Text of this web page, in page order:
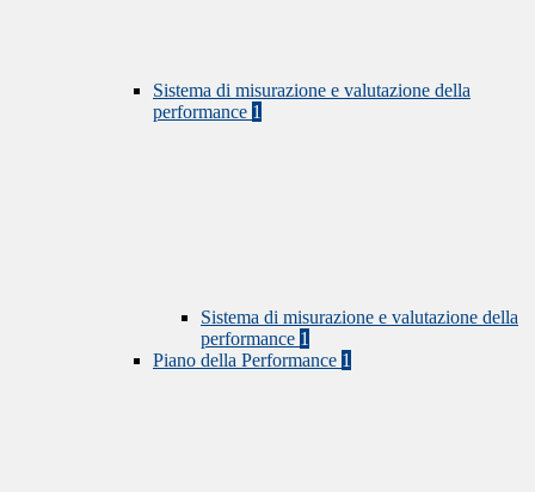
Sistema di misurazione e valutazione della
performance 1
Sistema di misurazione e valutazione della
performance 1
Piano della Performance 1